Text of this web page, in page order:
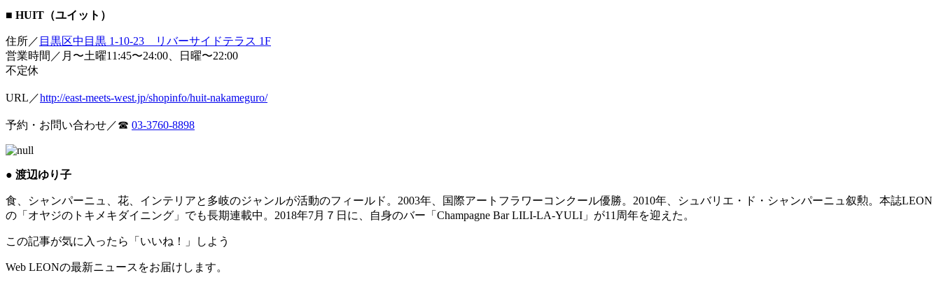
■ HUIT（ユイット）
住所／ 目黒区中目黒 1-10-23 リバーサイドテラス 1F
営業時間／月〜土曜11:45〜24:00、日曜〜22:00
不定休
URL／http://east-meets-west.jp/shopinfo/huit-nakameguro/
予約・お問い合わせ／☎︎ 03-3760-8898
● 渡辺ゆり子
食、シャンパーニュ、花、インテリアと多岐のジャンルが活動のフィールド。2003年、国際アートフラワーコンクール優勝。2010年、シュバリエ・ド・シャンパーニュ叙勲。本誌LEON
の「オヤジのトキメキダイニング」でも長期連載中。2018年7月７日に、自身のバー「Champagne Bar LILI-LA-YULI」が11周年を迎えた。
この記事が気に入ったら「いいね！」しよう
Web LEONの最新ニュースをお届けします。